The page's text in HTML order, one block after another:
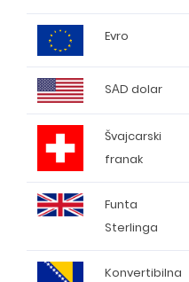
Evro
SАD dolar
Švajcarski
franak
Funta
Sterlinga
Konvertibilna